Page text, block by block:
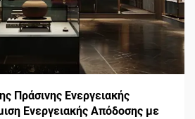
Πράσινης Ενεργειακής
Ενεργειακής Απόδοσης με